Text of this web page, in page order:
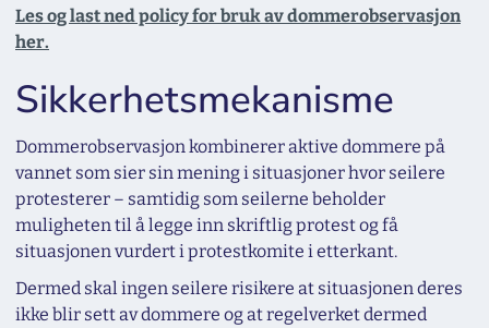
Les og last ned policy for bruk av dommerobservasjon
her.
Sikkerhetsmekanisme
Dommerobservasjon kombinerer aktive dommere på
vannet som sier sin mening i situasjoner hvor seilere
protesterer – samtidig som seilerne beholder
muligheten til å legge inn skriftlig protest og få
situasjonen vurdert i protestkomite i etterkant.
Dermed skal ingen seilere risikere at situasjonen deres
ikke blir sett av dommere og at regelverket dermed